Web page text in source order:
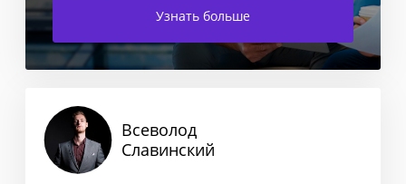
Узнать больше
Всеволод
Славинский